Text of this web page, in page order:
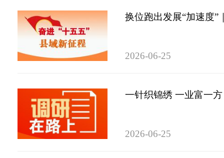
换位跑出发展“加速度”
2026-06-25
一针织锦绣 一业富一方
2026-06-25